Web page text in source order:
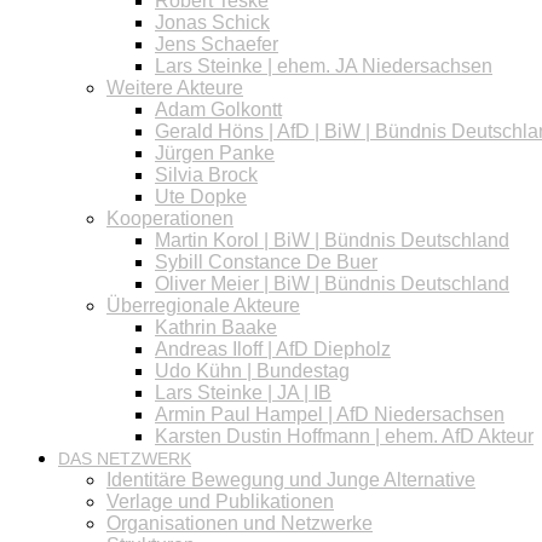
Jonas Schick
Jens Schaefer
Lars Steinke | ehem. JA Niedersachsen
Weitere Akteure
Adam Golkontt
Gerald Höns | AfD | BiW | Bündnis
Jürgen Panke
Silvia Brock
Ute Dopke
Kooperationen
Martin Korol | BiW | Bündnis Deutschland
Sybill Constance De Buer
Oliver Meier | BiW | Bündnis Deutschland
Überregionale Akteure
Kathrin Baake
Andreas Iloff | AfD Diepholz
Udo Kühn | Bundestag
Lars Steinke | JA | IB
Armin Paul Hampel | AfD Niedersachsen
Karsten Dustin Hoffmann | ehem. AfD Akteur
DAS NETZWERK
Identitäre Bewegung und Junge Alternative
Verlage und Publikationen
Organisationen und Netzwerke